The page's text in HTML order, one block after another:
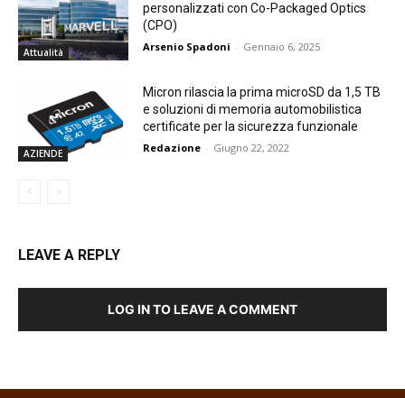
Attualità
personalizzati con Co-Packaged Optics
(CPO)
Arsenio Spadoni - Gennaio 6, 2025
AZIENDE
Micron rilascia la prima microSD da 1,5 TB
e soluzioni di memoria automobilistica
certificate per la sicurezza funzionale
Redazione - Giugno 22, 2022
LEAVE A REPLY
LOG IN TO LEAVE A COMMENT